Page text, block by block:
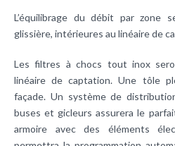
L’équilibrage dudébit par zone
glissière, intérieures au linéaire de
Les filtres à chocs tout inox
linéaire de captation. Une tôle
façade. Un système de
buses et gicleurs assurera le
armoire avec des éléments